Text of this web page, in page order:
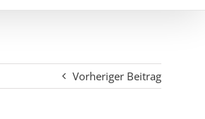
Vorheriger Beitrag